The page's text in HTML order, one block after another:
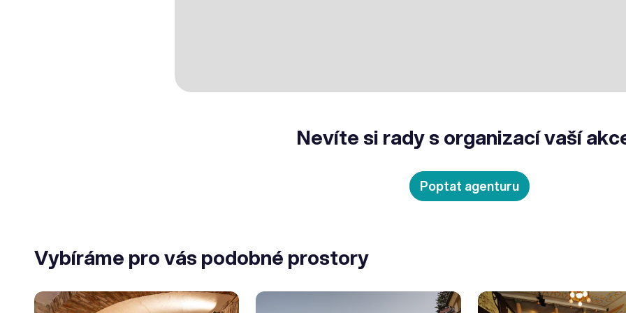
Nevíte si rady s organizací vaší
Poptat agenturu
Vybíráme pro vás podobné prostory